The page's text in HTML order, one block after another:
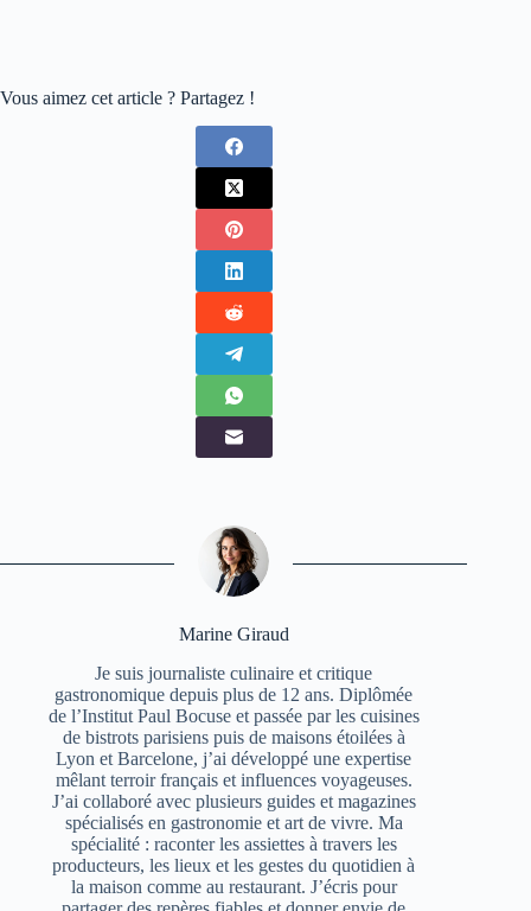
Vous aimez cet article ? Partagez !
Marine Giraud
Je suis journaliste culinaire et critique
gastronomique depuis plus de 12 ans. Diplômée
de l’Institut Paul Bocuse et passée par les cuisines
de bistrots parisiens puis de maisons étoilées à
Lyon et Barcelone, j’ai développé une expertise
mêlant terroir français et influences voyageuses.
J’ai collaboré avec plusieurs guides et magazines
spécialisés en gastronomie et art de vivre. Ma
spécialité : raconter les assiettes à travers les
producteurs, les lieux et les gestes du quotidien à
la maison comme au restaurant. J’écris pour